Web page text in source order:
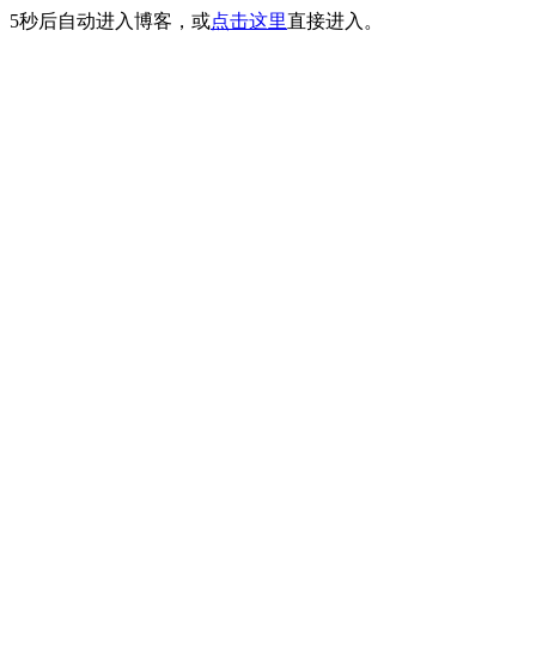
5秒后自动进入博客，或点击这里直接进入。